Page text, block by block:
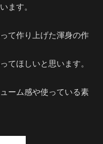
ます。
て作り上げた渾身の作
てほしいと思います。
ーム感や使っている素